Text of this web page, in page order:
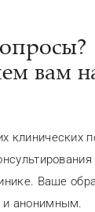
вам
клинических
Ваше
анонимным.